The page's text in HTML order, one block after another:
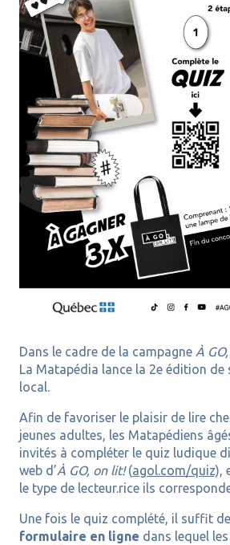
Dans le cadre de la campagne À
La Matapédia lance la 2e édition de
local.
Afin de favoriser le plaisir de lire
jeunes adultes, les Matapédiens
invités à compléter le quiz ludique
web d’À GO, on lit!(agol.com/quiz),
le type de lecteur.rice ils
Une fois le quiz complété, il suffit
formulaire en ligne dans lequel